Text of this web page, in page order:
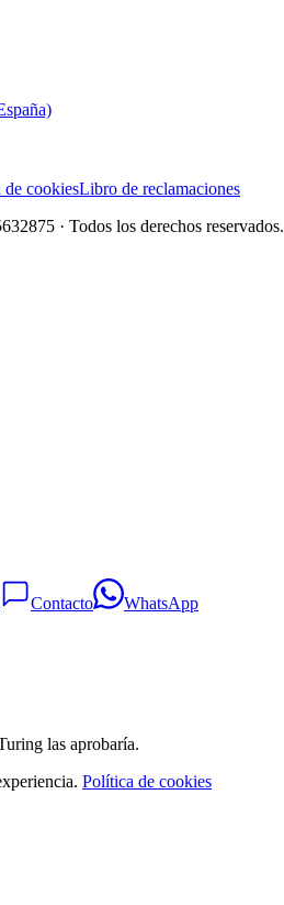
de cookiesLibro de reclamaciones
· Todos los derechos reservados.
Contacto WhatsApp
las aprobaría.
Política de cookies